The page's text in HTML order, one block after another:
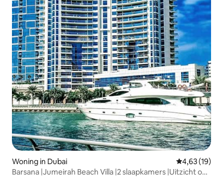
Woning in Dubai Gemiddelde
4,63 (19)
Barsana |Jumeirah Beach Villa |2 slaapkamers |Uitzicht op